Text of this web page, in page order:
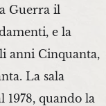
Guerra il
e la
anni Cinquanta,
La sala
quando la